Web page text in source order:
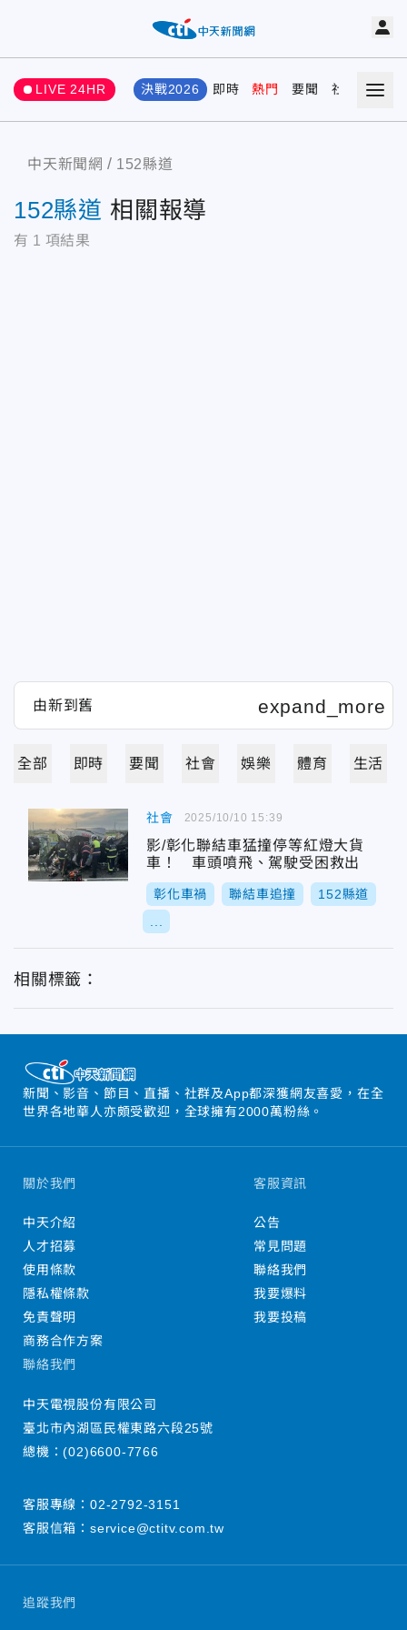
LIVE 24HR 決戰2026 即時 熱門 要聞 社會 娛樂
中天新聞網 152縣道
152縣道 相關報導
有 1 項結果
全部 即時 要聞 社會 娛樂 體育 生活
社會
影/彰化聯結車猛撞停等紅燈大貨
車！ 車頭噴飛、駕駛受困救出
彰化車禍 聯結車追撞 152縣道
2025/10/10 15:39
相關標籤：
新聞、影音、節目、直播、社群及App都深獲網友喜愛，在全
世界各地華人亦頗受歡迎，全球擁有2000萬粉絲。
追蹤我們
關於我們
中天介紹
人才招募
使用條款
隱私權條款
免責聲明
商務合作方案
客服資訊
公告
常見問題
聯絡我們
我要爆料
我要投稿
聯絡我們
中天電視股份有限公司
臺北市內湖區民權東路六段25號
總機：(02)6600-7766
客服專線： 02-2792-3151
客服信箱： service@ctitv.com.tw